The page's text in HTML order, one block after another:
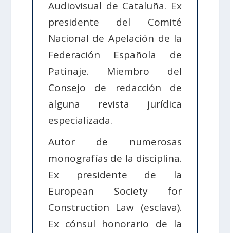
Audiovisual de Cataluña. Ex
presidente del Comité
Nacional de Apelación de la
Federación Española de
Patinaje. Miembro del
Consejo de redacción de
alguna revista jurídica
especializada.
Autor de numerosas
monografías de la disciplina.
Ex presidente de la
European Society for
Construction Law (esclava).
Ex cónsul honorario de la